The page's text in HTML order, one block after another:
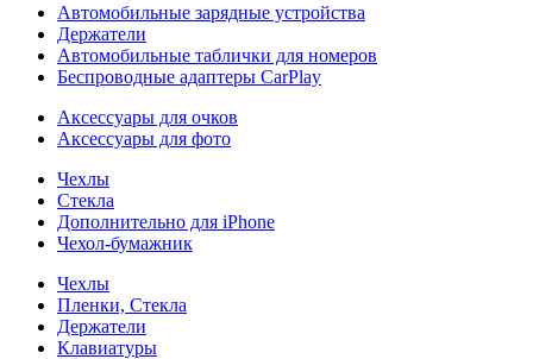
Автомобильные зарядные устройства
Держатели
Автомобильные таблички для номеров
Беспроводные адаптеры CarPlay
Аксессуары для очков
Аксессуары для фото
Чехлы
Стекла
Дополнительно для iPhone
Чехол-бумажник
Чехлы
Пленки, Стекла
Держатели
Клавиатуры